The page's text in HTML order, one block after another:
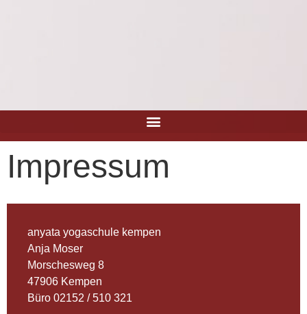
Impressum
anyata yogaschule kempen
Anja Moser
Morschesweg 8
47906 Kempen
Büro 02152 / 510 321